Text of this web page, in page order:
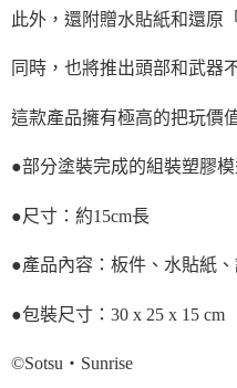
此外，還附贈水貼紙和還原
同時，也將推出頭部和武器
這款產品擁有極高的把玩價
●部分塗裝完成的組裝塑膠
●尺寸：約15cm長
●產品內容：板件、水貼紙
●包裝尺寸：30 x 25 x 15 cm
©Sotsu・Sunrise